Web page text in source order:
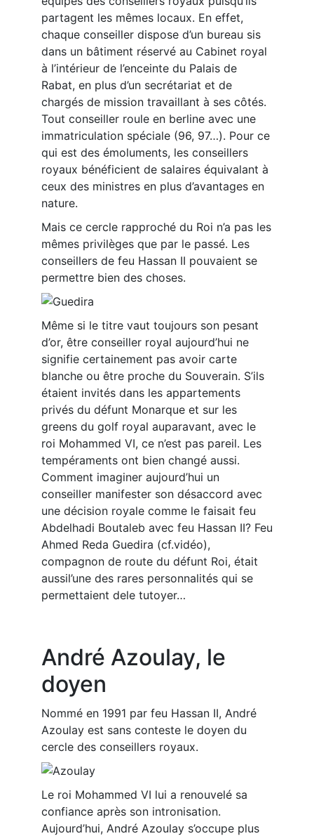
partagent les mêmes locaux. En effet,
chaque conseiller dispose d’un bureau sis
dans un bâtiment réservé au Cabinet royal
à l’intérieur de l’enceinte du Palais de
Rabat, en plus d’un secrétariat et de
chargés de mission travaillant à ses côtés.
Tout conseiller roule en berline avec une
immatriculation spéciale (96, 97…). Pour ce
qui est des émoluments, les conseillers
royaux bénéficient de salaires équivalant à
ceux des ministres en plus d’avantages en
nature.
Mais ce cercle rapproché du Roi n’a pas les
mêmes privilèges que par le passé. Les
conseillers de feu Hassan II pouvaient se
permettre bien des choses.
Même si le titre vaut toujours son pesant
d’or, être conseiller royal aujourd’hui ne
signifie certainement pas avoir carte
blanche ou être proche du Souverain. S’ils
étaient invités dans les appartements
privés du défunt Monarque et sur les
greens du golf royal auparavant, avec le
roi Mohammed VI, ce n’est pas pareil. Les
tempéraments ont bien changé aussi.
Comment imaginer aujourd’hui un
conseiller manifester son désaccord avec
une décision royale comme le faisait feu
Abdelhadi Boutaleb avec feu Hassan II? Feu
Ahmed Reda Guedira (cf.vidéo),
compagnon de route du défunt Roi, était
aussil’une des rares personnalités qui se
permettaient dele tutoyer…
André Azoulay, le
doyen
Nommé en 1991 par feu Hassan II, André
Azoulay est sans conteste le doyen du
cercle des conseillers royaux.
Le roi Mohammed VI lui a renouvelé sa
confiance après son intronisation.
Aujourd’hui, André Azoulay s’occupe plus